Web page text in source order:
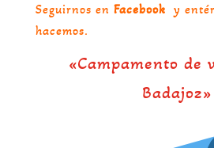
Seguirnos en Facebook y
hacemos.
«Campamento de
Badajoz»